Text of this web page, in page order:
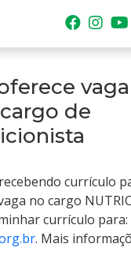
vaga
de
currículo
no cargo
currículo para:
. Mais